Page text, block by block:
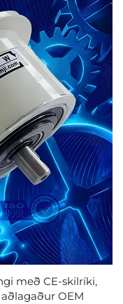
með CE-skilríki,
OEM